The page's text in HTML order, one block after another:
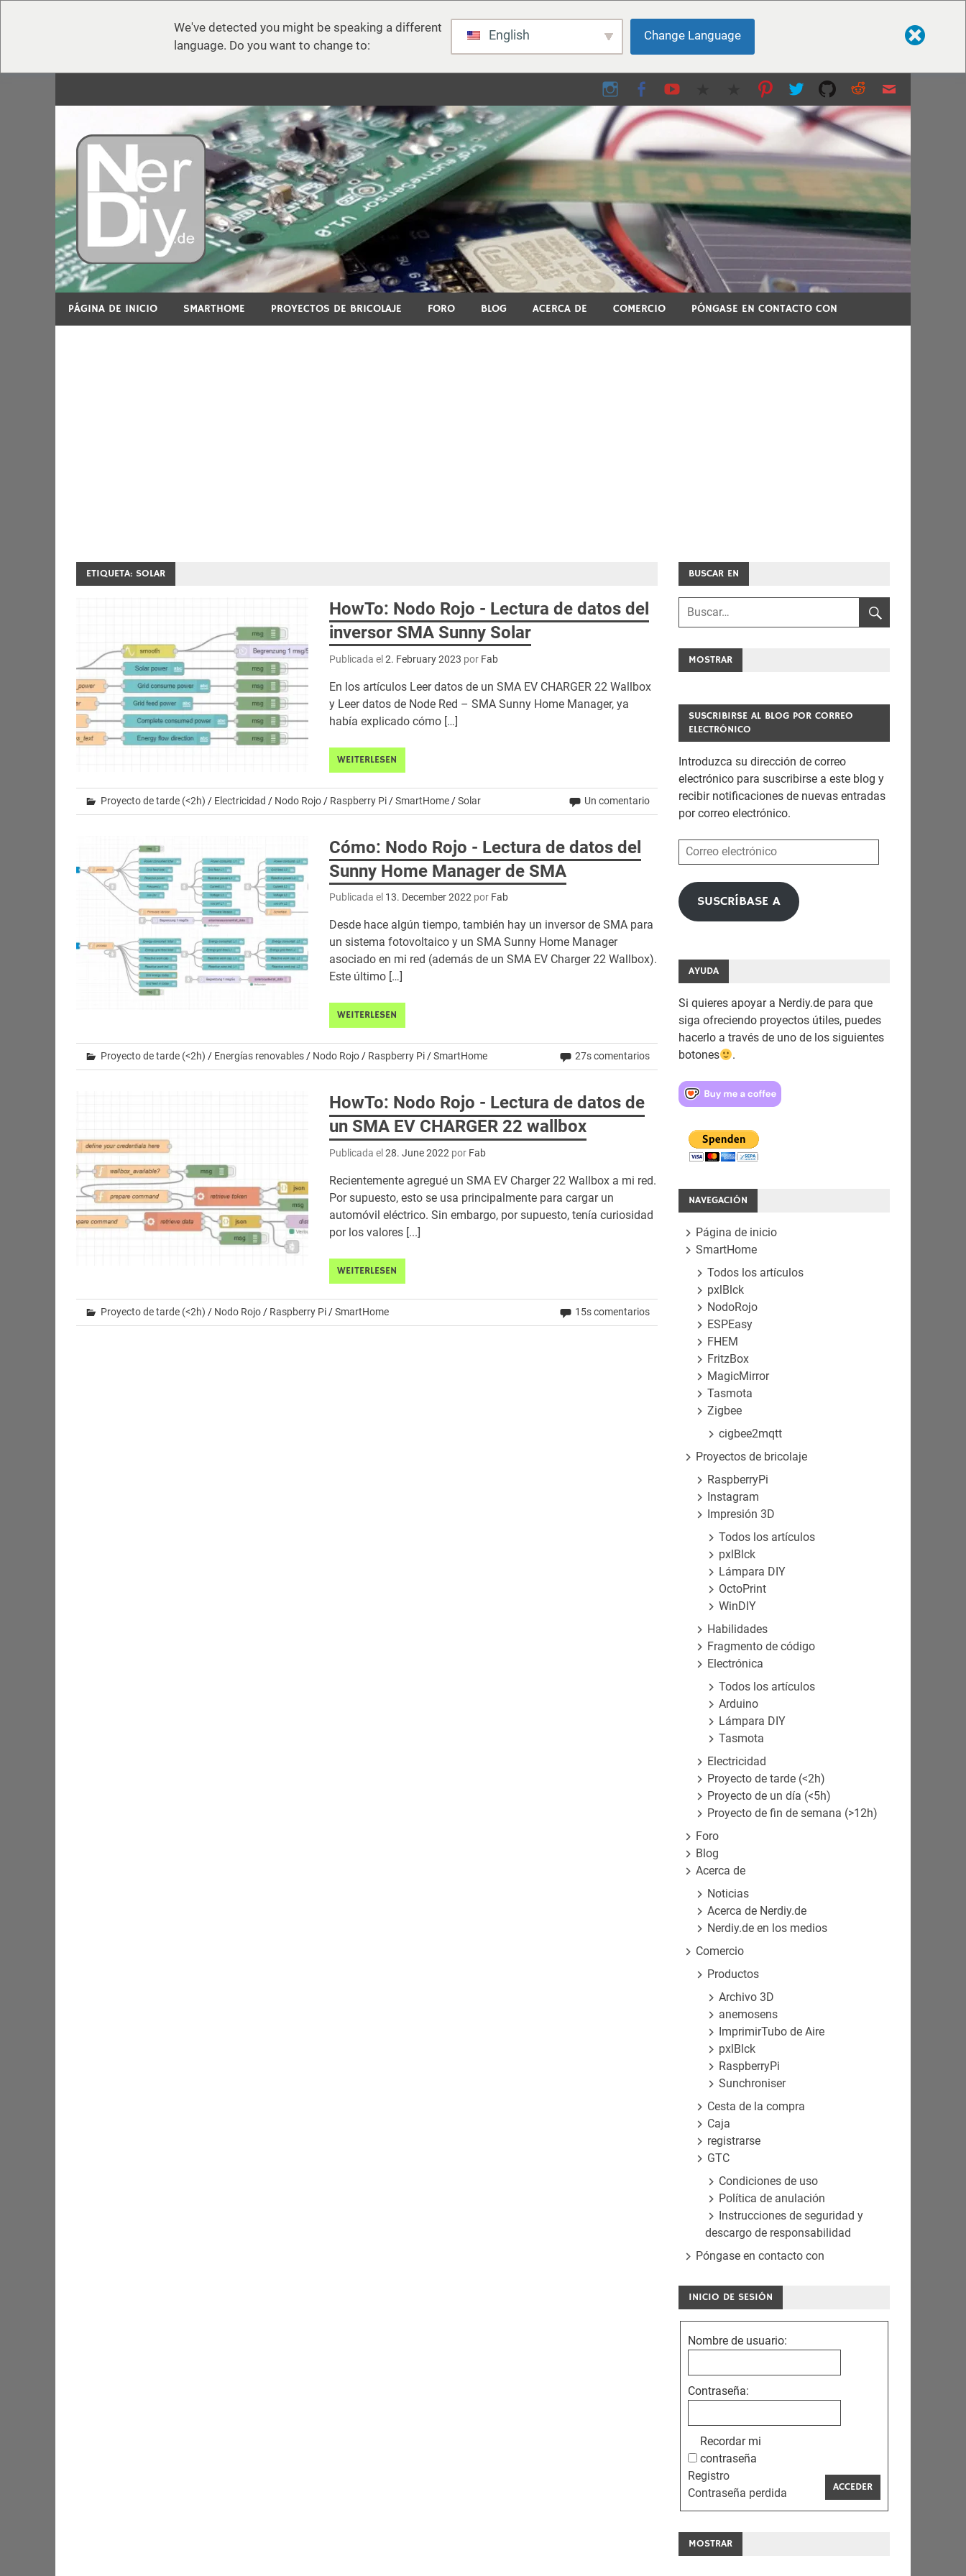
We've detected you might be speaking a different
language. Do you want to change to:
English Change Language
nerdiy.de - Bricolaje, electrónica, impresión 3D y más...
En nerdiy.de, todo gira en torno a la electrónica, el bricolaje, la impresión 3D, el hogar inteligente y muchos otros temas técnicos.
PÁGINA DE INICIO SMARTHOME PROYECTOS DE BRICOLAJE FORO BLOG ACERCA DE COMERCIO PÓNGASE EN CONTACTO CON
ETIQUETA: SOLAR
HowTo: Nodo Rojo - Lectura de datos del
inversor SMA Sunny Solar
Publicada el2. February 2023 por Fab
En los artículos Leer datos de un SMA EV CHARGER 22 Wallbox
y Leer datos de Node Red – SMA Sunny Home Manager, ya
había explicado cómo […]
WEITERLESEN
Proyecto de tarde (<2h) / Electricidad / Nodo Rojo/ Raspberry Pi/SmartHome/Solar Un comentario
Cómo: Nodo Rojo - Lectura de datos del
Sunny Home Manager de SMA
Publicada el 13. December 2022 por Fab
Desde hace algún tiempo, también hay un inversor de SMA para
un sistema fotovoltaico y un SMA Sunny Home Manager
asociado en mi red (además de un SMA EV Charger 22 Wallbox).
Este último […]
WEITERLESEN
Proyecto de tarde (<2h) / Energías renovables/ Nodo Rojo/ Raspberry Pi/SmartHome 27s comentarios
HowTo: Nodo Rojo - Lectura de datos de
un SMA EV CHARGER 22 wallbox
Publicada el28. June 2022 por Fab
Recientemente agregué un SMA EV Charger 22 Wallbox a mi red.
Por supuesto, esto se usa principalmente para cargar un
automóvil eléctrico. Sin embargo, por supuesto, tenía curiosidad
por los valores [...]
WEITERLESEN
Proyecto de tarde (<2h) / Nodo Rojo/ Raspberry Pi/SmartHome 15s comentarios
BUSCAR EN
MOSTRAR
SUSCRIBIRSE AL BLOG POR CORREO
ELECTRÓNICO
Introduzca su dirección de correo
electrónico para suscribirse a este blog y
recibir notificaciones de nuevas entradas
por correo electrónico.
Correo
electrónico
SUSCRÍBASE A
AYUDA
Si quieres apoyar a Nerdiy.de para que
siga ofreciendo proyectos útiles, puedes
hacerlo a través de uno de los siguientes
botones
.
NAVEGACIÓN
Página de inicio
SmartHome
Todos los artículos
pxlBlck
NodoRojo
ESPEasy
FHEM
FritzBox
MagicMirror
Tasmota
Zigbee
cigbee2mqtt
Proyectos de bricolaje
RaspberryPi
Instagram
Impresión 3D
Todos los artículos
pxlBlck
Lámpara DIY
OctoPrint
WinDIY
Habilidades
Fragmento de código
Electrónica
Todos los artículos
Arduino
Lámpara DIY
Tasmota
Electricidad
Proyecto de tarde (<2h)
Proyecto de un día (<5h)
Proyecto de fin de semana (>12h)
Foro
Blog
Acerca de
Noticias
Acerca de Nerdiy.de
Nerdiy.de en los medios
Comercio
Productos
Archivo 3D
anemosens
ImprimirTubo de Aire
pxlBlck
RaspberryPi
Sunchroniser
Cesta de la compra
Caja
registrarse
GTC
Condiciones de uso
Política de anulación
Instrucciones de seguridad y
descargo de responsabilidad
Póngase en contacto con
INICIO DE SESIÓN
Nombre de usuario:
Contraseña:
Recordar mi
contraseña
ACCEDER
Registro
Contraseña perdida
MOSTRAR